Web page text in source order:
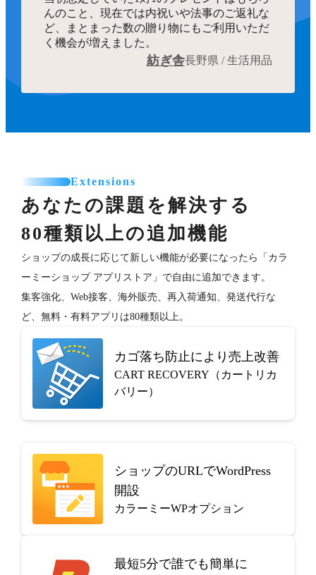
んのこと、現在では内祝いや法事のご返礼な
ど、まとまった数の贈り物にもご利用いただ
く機会が増えました。
紡ぎ舎長野県 / 生活用品
Extensions
あなたの課題を解決する
80種類以上の追加機能
ショップの成長に応じて新しい機能が必要になったら「カラ
ーミーショップ アプリストア」で自由に追加できます。
集客強化、Web接客、海外販売、再入荷通知、発送代行な
ど、無料・有料アプリは80種類以上。
カゴ落ち防止により売上改善
CART RECOVERY（カートリカ
バリー）
ショップのURLでWordPress
開設
カラーミーWPオプション
最短5分で誰でも簡単に